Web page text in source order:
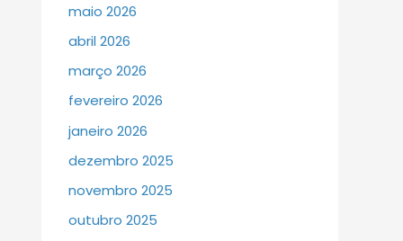
maio 2026
abril 2026
março 2026
fevereiro 2026
janeiro 2026
dezembro 2025
novembro 2025
outubro 2025